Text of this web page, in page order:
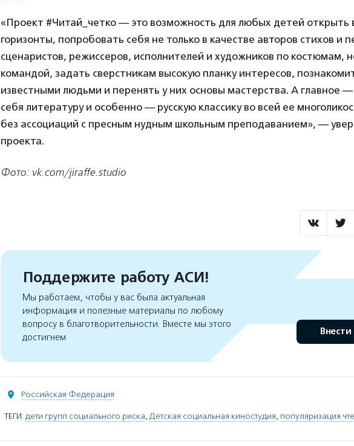
«Проект #Читай_четко — это возможность для любых детей открыть
горизонты, попробовать себя не только в качестве авторов стихов и
сценаристов, режиссеров, исполнителей и художников по костюмам,
командой, задать сверстникам высокую планку интересов,
известными людьми и перенять у них основы мастерства. А главное
себя литературу и особенно — русскую классику во всей ее
без ассоциаций с пресным нудным школьным преподаванием», —
проекта.
Фото: vk.com/jiraffe.studio
Поддержите работу АСИ!
Мы работаем, чтобы у вас была актуальная
информация и полезные материалы по любому
вопросу в благотворительности. Вместе мы этого
достигнем
Внести
Российская Федерация
ТЕГИ: дети групп социального риска, Детская социальная киностудия, популяризация